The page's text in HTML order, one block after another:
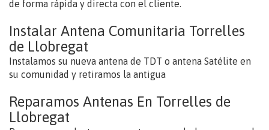
de forma rápida y directa con el cliente.
Instalar Antena Comunitaria Torrelles
de Llobregat
Instalamos su nueva antena de TDT o antena Satélite en
su comunidad y retiramos la antigua
Reparamos Antenas En Torrelles de
Llobregat